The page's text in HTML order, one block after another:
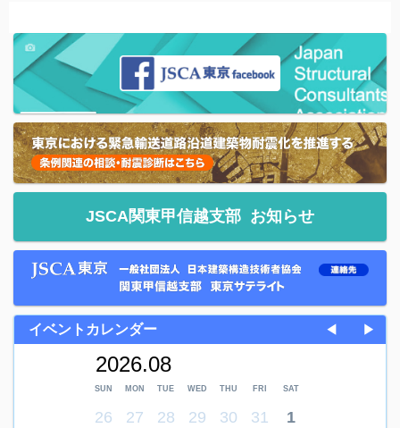
JSCA関東甲信越支部 お知らせ
イベントカレンダー ◀ ▶
2026.08
SUN MON TUE WED THU FRI SAT
26 27 28 29 30 31 1